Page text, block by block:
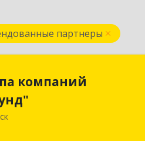
партнеры
компаний
Группа компаний
Мурманская обл, Мурманск г,